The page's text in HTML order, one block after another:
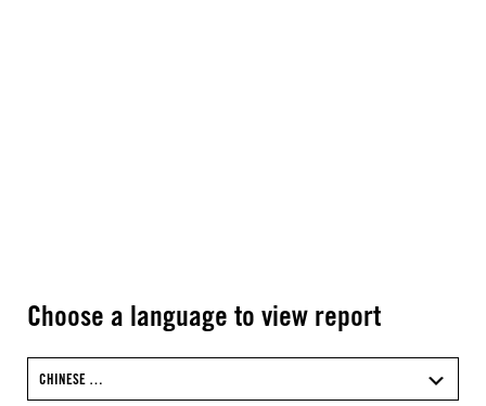
Choose a language to view report
CHINESE …